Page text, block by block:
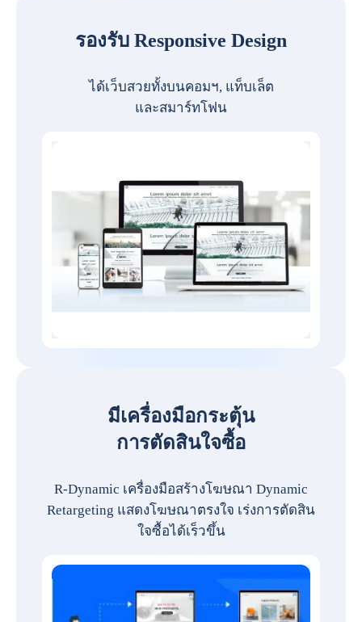
รองรับ Responsive Design
ได้เว็บสวยทั้งบนคอมฯ, แท็บเล็ต
และสมาร์ทโฟน
มีเครื่องมือกระตุ้น
การตัดสินใจซื้อ
R-Dynamic เครื่องมือสร้างโฆษณา Dynamic
Retargeting แสดงโฆษณาตรงใจ เร่งการตัดสิน
ใจซื้อได้เร็วขึ้น